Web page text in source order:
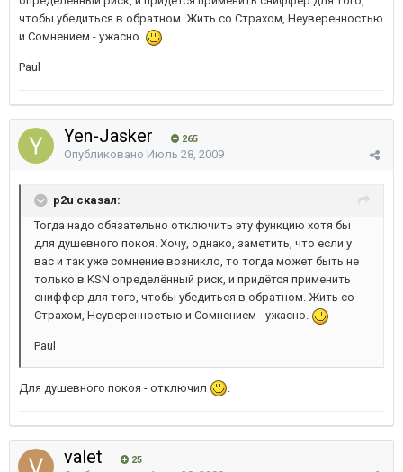
чтобы убедиться в обратном. Жить со Страхом, Неуверенностью
и Сомнением - ужасно.
Paul
Yen-Jasker 265
Опубликовано Июль 28, 2009
p2u сказал:
Тогда надо обязательно отключить эту функцию хотя бы
для душевного покоя. Хочу, однако, заметить, что если у
вас и так уже сомнение возникло, то тогда может быть не
только в KSN определённый риск, и придётся применить
сниффер для того, чтобы убедиться в обратном. Жить со
Страхом, Неуверенностью и Сомнением - ужасно.
Paul
Для душевного покоя - отключил
valet 25